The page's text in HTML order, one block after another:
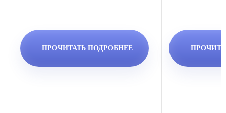
ПРОЧИТАТЬ ПОДРОБНЕЕ